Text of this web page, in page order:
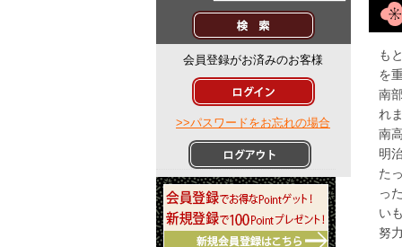
会員登録がお済みのお客様
>>パスワードをお忘れの場合
も
を
南
れ
南
明
た
っ
い
努